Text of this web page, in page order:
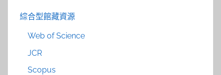
綜合型館藏資源
Web of Science
JCR
Scopus